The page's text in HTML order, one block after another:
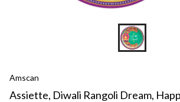
Amscan
Assiette, Diwali Rangoli Dream,